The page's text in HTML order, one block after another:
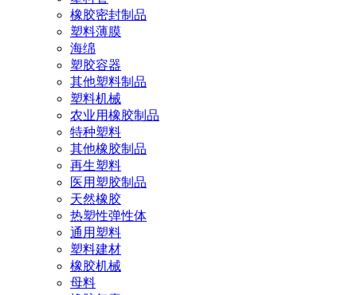
橡胶密封制品
塑料薄膜
海绵
塑胶容器
其他塑料制品
塑料机械
农业用橡胶制品
特种塑料
其他橡胶制品
再生塑料
医用塑胶制品
天然橡胶
热塑性弹性体
通用塑料
塑料建材
橡胶机械
母料